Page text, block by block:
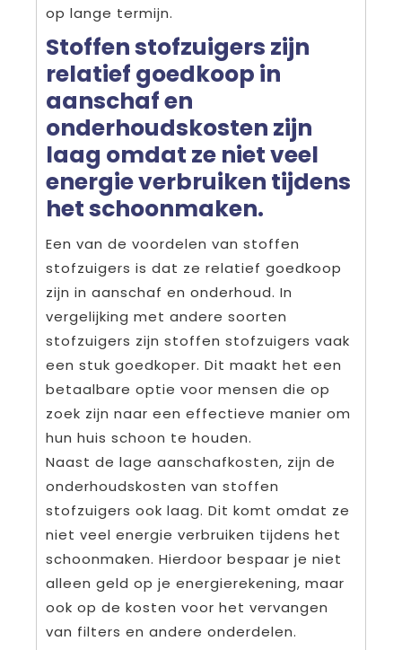
op lange termijn.
Stoffen stofzuigers zijn
relatief goedkoop in
aanschaf en
onderhoudskosten zijn
laag omdat ze niet veel
energie verbruiken tijdens
het schoonmaken.
Een van de voordelen van stoffen
stofzuigers is dat ze relatief goedkoop
zijn in aanschaf en onderhoud. In
vergelijking met andere soorten
stofzuigers zijn stoffen stofzuigers vaak
een stuk goedkoper. Dit maakt het een
betaalbare optie voor mensen die op
zoek zijn naar een effectieve manier om
hun huis schoon te houden.
Naast de lage aanschafkosten, zijn de
onderhoudskosten van stoffen
stofzuigers ook laag. Dit komt omdat ze
niet veel energie verbruiken tijdens het
schoonmaken. Hierdoor bespaar je niet
alleen geld op je energierekening, maar
ook op de kosten voor het vervangen
van filters en andere onderdelen.